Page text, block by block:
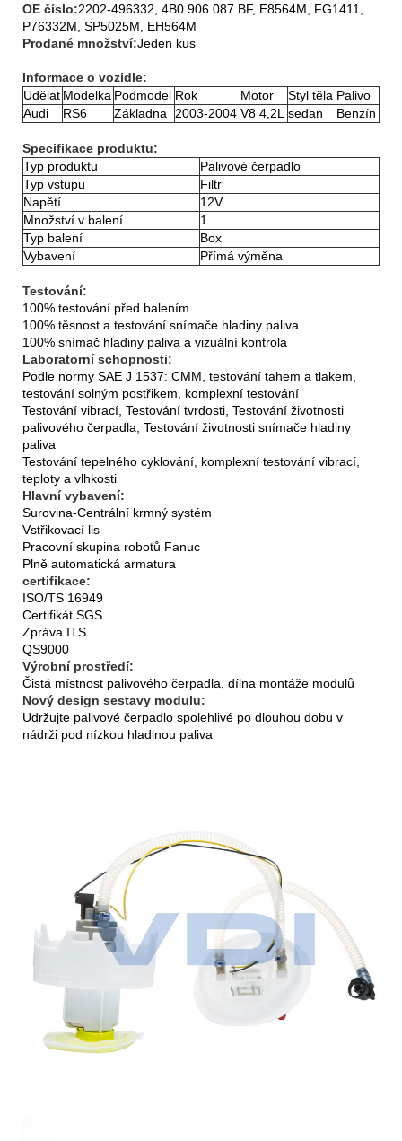
OE číslo:2202-496332, 4B0 906 087 BF, E8564M, FG1411,
P76332M, SP5025M, EH564M
Prodané množství:Jeden kus
Informace o vozidle:
Udělat Modelka Podmodel Rok Motor Styl těla Palivo
Audi
RS6 Základna 2003-2004 V8 4,2L sedan Benzín
Specifikace produktu:
Typ produktu
Palivové čerpadlo
Typ vstupu
Filtr
Napětí
12V
Množství v balení
1
Typ balení
Box
Vybavení
Přímá výměna
Testování:
100% testování před balením
100% těsnost a testování snímače hladiny paliva
100% snímač hladiny paliva a vizuální kontrola
Laboratorní schopnosti:
Podle normy SAE J 1537: CMM, testování tahem a tlakem,
testování solným postřikem, komplexní testování
Testování vibrací, Testování tvrdosti, Testování životnosti
palivového čerpadla, Testování životnosti snímače hladiny
paliva
Testování tepelného cyklování, komplexní testování vibrací,
teploty a vlhkosti
Hlavní vybavení:
Surovina-Centrální krmný systém
Vstřikovací lis
Pracovní skupina robotů Fanuc
Plně automatická armatura
certifikace:
ISO/TS 16949
Certifikát SGS
Zpráva ITS
QS9000
Výrobní prostředí:
Čistá místnost palivového čerpadla, dílna montáže modulů
Nový design sestavy modulu:
Udržujte palivové čerpadlo spolehlivé po dlouhou dobu v
nádrži pod nízkou hladinou paliva